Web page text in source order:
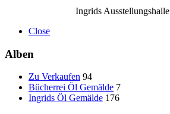
Ingrids Ausstellungshalle
Close
Alben
Zu Verkaufen 94
Bücherrei Öl Gemälde 7
Ingrids Öl Gemälde 176